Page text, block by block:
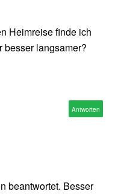
Heimreise finde ich
besser langsamer?
beantwortet. Besser
Antworten